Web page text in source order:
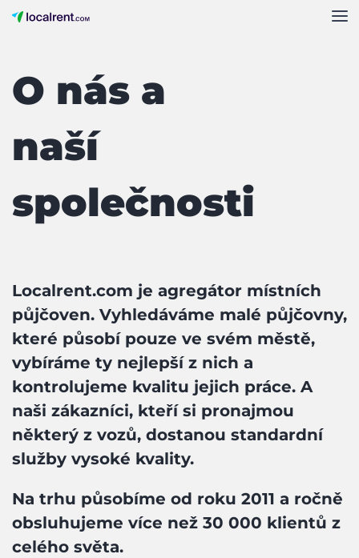
O nás a
naší
společnosti
Localrent.com je agregátor místních
půjčoven. Vyhledáváme malé půjčovny,
které působí pouze ve svém městě,
vybíráme ty nejlepší z nich a
kontrolujeme kvalitu jejich práce. A
naši zákazníci, kteří si pronajmou
některý z vozů, dostanou standardní
služby vysoké kvality.
Na trhu působíme od roku 2011 a ročně
obsluhujeme více než 30 000 klientů z
celého světa.